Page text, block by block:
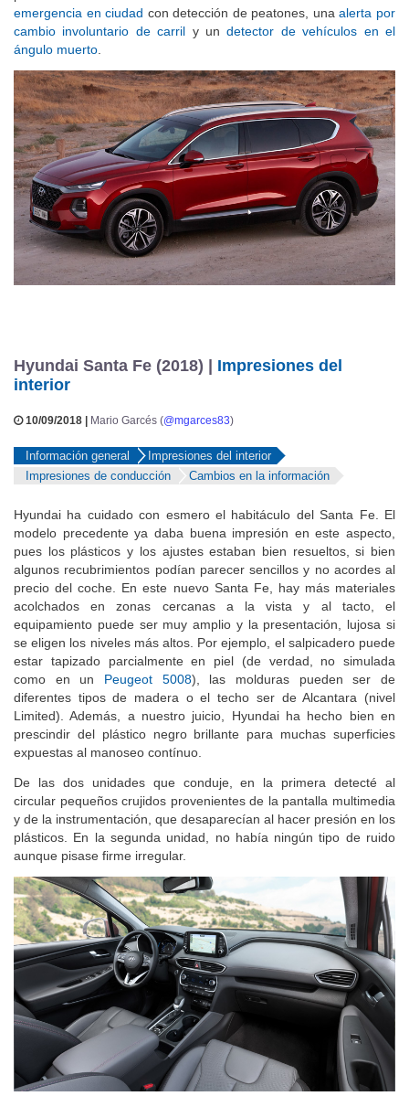
puede tener elementos como elsistema de frenada de
emergencia en ciudadcon detección de peatones, unaalerta por
cambio involuntario de carril
Hyundai Santa Fe (2018) |
Impresiones del
Información general
Impresiones del interior
Hyundai ha cuidado con esmero el habitáculo del Santa Fe. El
modelo precedente ya daba buena impresión en este aspecto,
pues los plásticos y los ajustes estaban bien resueltos, si bien
algunos recubrimientos podían parecer sencillos y no acordes al
precio del coche. En este nuevo Santa Fe, hay más materiales
acolchados en zonas cercanas a la vista y al tacto, el
equipamiento puede ser muy amplio y la presentación, lujosa si
se eligen los niveles más altos. Por ejemplo, el salpicadero puede
estar tapizado parcialmente en piel (de verdad, no simulada
como en unPeugeot 5008), las molduras pueden ser de
diferentes tipos de madera o el techo ser de Alcantara (nivel
Limited). Además, a nuestro juicio, Hyundai ha hecho bien en
prescindir del plástico negro brillante para muchas superficies
De las dos unidades que conduje, en la primera detecté al
circular pequeños crujidos provenientes de la pantalla multimedia
y de la instrumentación, que desaparecían al hacer presión en los
plásticos. En la segunda unidad, no había ningún tipo de ruido